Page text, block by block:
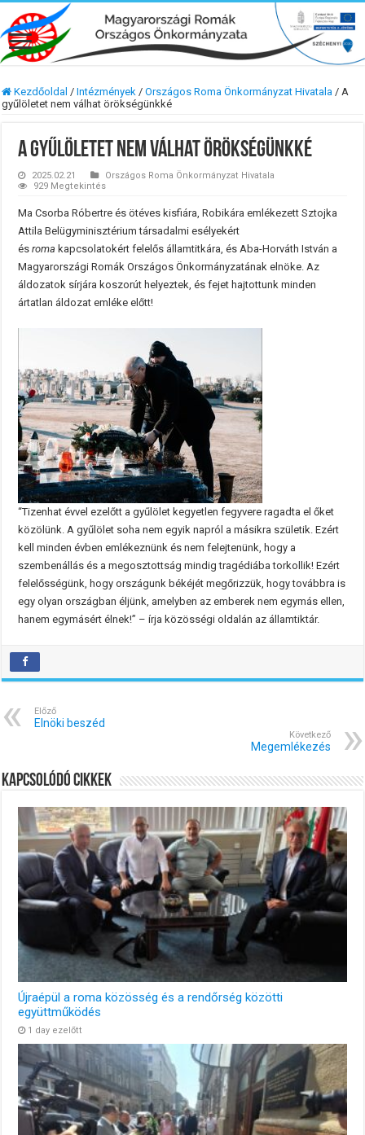
Kezdőoldal / Intézmények / Országos Roma Önkormányzat Hivatala / A
gyűlöletet nem válhat örökségünkké
A gyűlöletet nem válhat örökségünkké
2025.02.21
Országos Roma Önkormányzat Hivatala
929 Megtekintés
Ma Csorba Róbertre és ötéves kisfiára, Robikára emlékezett Sztojka
Attila Belügyminisztérium társadalmi esélyekért
ésroma kapcsolatokért felelős államtitkára, és Aba-Horváth István a
Magyarországi Romák Országos Önkormányzatának elnöke. Az
áldozatok sírjára koszorút helyeztek, és fejet hajtottunk minden
ártatlan áldozat emléke előtt!
“Tizenhat évvel ezelőtt a gyűlölet kegyetlen fegyvere ragadta el őket
közölünk. A gyűlölet soha nem egyik napról a másikra születik. Ezért
kell minden évben emlékeznünk és nem felejtenünk, hogy a
szembenállás és a megosztottság mindig tragédiába torkollik! Ezért
felelősségünk, hogy országunk békéjét megőrizzük, hogy továbbra is
egy olyan országban éljünk, amelyben az emberek nem egymás ellen,
hanem egymásért élnek!” – írja közösségi oldalán az államtiktár.
Előző
Elnöki beszéd
Következő
Megemlékezés
Kapcsolódó cikkek
Újraépül a roma közösség és a rendőrség közötti
együttműködés
1 day ezelőtt